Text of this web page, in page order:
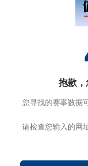
抱歉
您寻找的赛事数据
请检查您输入的网